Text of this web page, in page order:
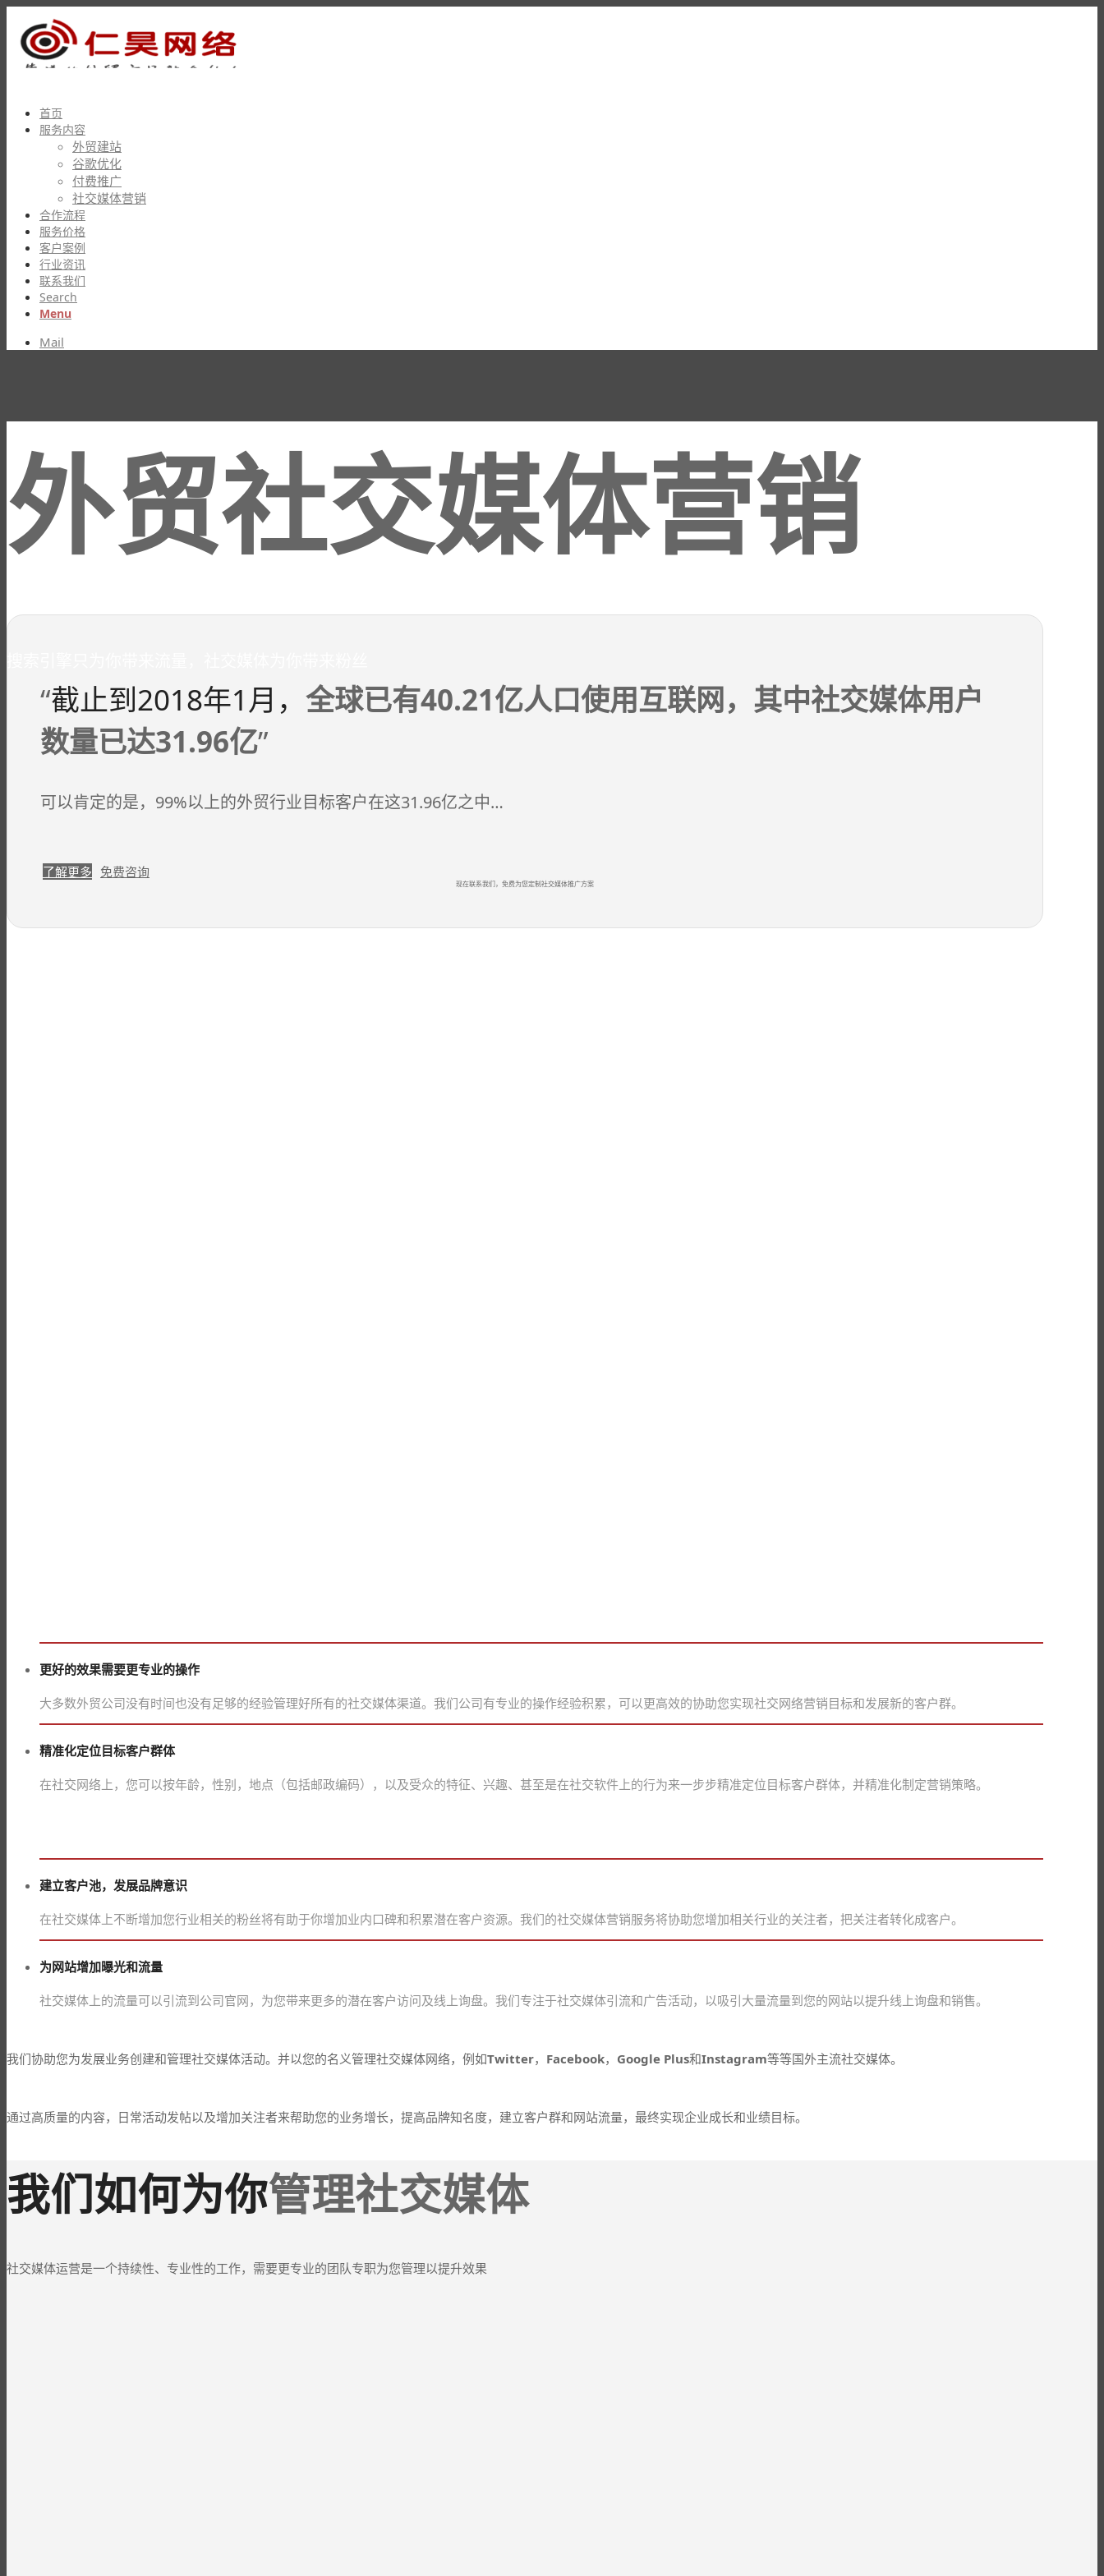
首页
服务内容
外贸建站
谷歌优化
付费推广
社交媒体营销
合作流程
服务价格
客户案例
行业资讯
联系我们
Search
Menu
Mail
外贸社交媒体营销
“截止到2018年1月， 全球已有40.21亿人口使用互联网，其中社交媒体用户
数量已达31.96亿”
可以肯定的是，99%以上的外贸行业目标客户在这31.96亿之中…
了解更多 免费咨询
现在联系我们，免费为您定制社交媒体推广方案
更好的效果需要更专业的操作
大多数外贸公司没有时间也没有足够的经验管理好所有的社交媒体渠道。我们公司有专业的操作经验积累，可以更高效的协助您实现社交网络营销目标和发展新的客户群。
精准化定位目标客户群体
在社交网络上，您可以按年龄，性别，地点（包括邮政编码），以及受众的特征、兴趣、甚至是在社交软件上的行为来一步步精准定位目标客户群体，并精准化制定营销策略。
建立客户池，发展品牌意识
在社交媒体上不断增加您行业相关的粉丝将有助于你增加业内口碑和积累潜在客户资源。我们的社交媒体营销服务将协助您增加相关行业的关注者，把关注者转化成客户。
为网站增加曝光和流量
社交媒体上的流量可以引流到公司官网，为您带来更多的潜在客户访问及线上询盘。我们专注于社交媒体引流和广告活动，以吸引大量流量到您的网站以提升线上询盘和销售。
我们协助您为发展业务创建和管理社交媒体活动。并以您的名义管理社交媒体网络，例如Twitter， Facebook， Google Plus和Instagram等等国外主流社交媒体。
通过高质量的内容，日常活动发帖以及增加关注者来帮助您的业务增长，提高品牌知名度，建立客户群和网站流量，最终实现企业成长和业绩目标。
我们如何为你管理社交媒体
社交媒体运营是一个持续性、专业性的工作，需要更专业的团队专职为您管理以提升效果